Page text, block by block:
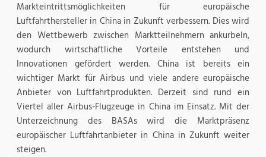
Markteintrittsmöglichkeiten für europäische
Luftfahrthersteller in China in Zukunft verbessern. Dies wird
den Wettbewerb zwischen Marktteilnehmern ankurbeln,
wodurch wirtschaftliche Vorteile entstehen und
Innovationen gefördert werden. China ist bereits ein
wichtiger Markt für Airbus und viele andere europäische
Anbieter von Luftfahrtprodukten. Derzeit sind rund ein
Viertel aller Airbus-Flugzeuge in China im Einsatz. Mit der
Unterzeichnung des BASAs wird die Marktpräsenz
europäischer Luftfahrtanbieter in China in Zukunft weiter
steigen.